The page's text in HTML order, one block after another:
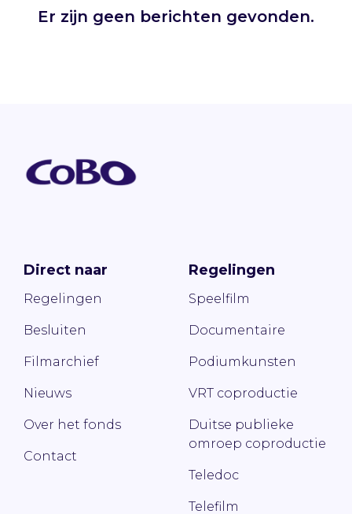
Er zijn geen berichten gevonden.
Direct naar
Regelingen
Besluiten
Filmarchief
Nieuws
Over het fonds
Contact
Regelingen
Speelfilm
Documentaire
Podiumkunsten
VRT coproductie
Duitse publieke
omroep coproductie
Teledoc
Telefilm